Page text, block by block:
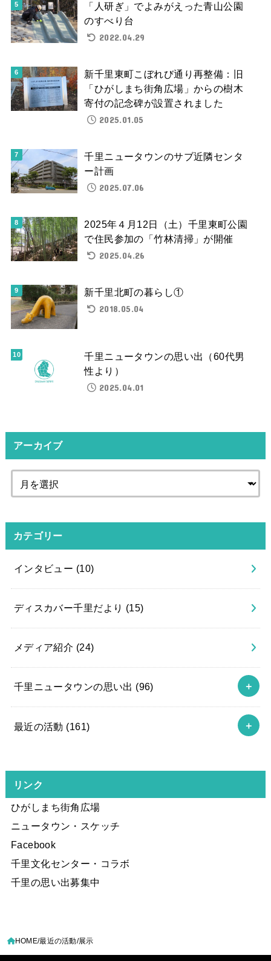
「人研ぎ」でよみがえった青山公園
のすべり台
2022.04.29
新千里東町こぼれび通り再整備：旧
「ひがしまち街角広場」からの樹木
寄付の記念碑が設置されました
2025.01.05
千里ニュータウンのサブ近隣センタ
ー計画
2025.07.06
2025年４月12日（土）千里東町公園
で住民参加の「竹林清掃」が開催
2025.04.26
新千里北町の暮らし①
2018.05.04
千里ニュータウンの思い出（60代男
性より）
2025.04.01
アーカイブ
カテゴリー
インタビュー (10)
ディスカバー千里だより (15)
メディア紹介 (24)
千里ニュータウンの思い出 (96)
最近の活動 (161)
リンク
ひがしまち街角広場
ニュータウン・スケッチ
Facebook
千里文化センター・コラボ
千里の思い出募集中
HOME 最近の活動 展示